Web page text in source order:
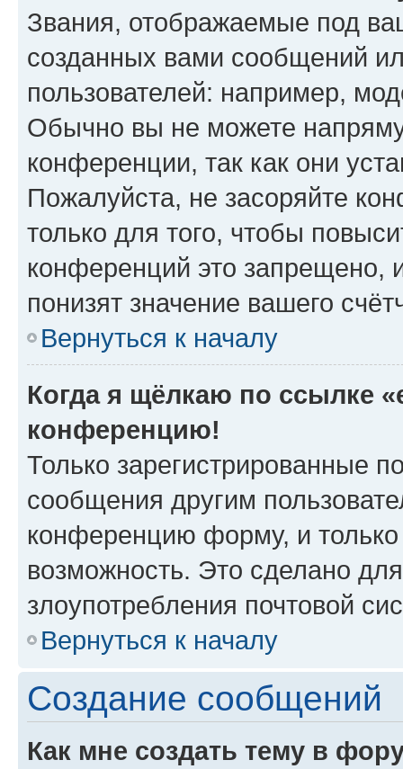
Звания, отображаемые под
созданных вами сообщений
пользователей: например,
Обычно вы не можете
конференции, так как они
Пожалуйста, не засоряйте
только для того, чтобы
конференций это запрещено,
понизят значение вашего
Вернуться к началу
Когда я щёлкаю по ссылке
конференцию!
Только зарегистрированные
сообщения другим
конференцию форму, и
возможность. Это сделано
злоупотребления почтовой
Вернуться к началу
Создание сообщений
Как мне создать тему в